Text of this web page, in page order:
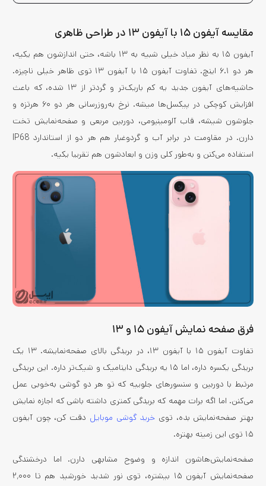
مقایسه آیفون ۱۵ با آیفون ۱۳ در طراحی ظاهری
آیفون ۱۵ به نظر میاد خیلی شبیه به ۱۳ باشه، حتی انداز‌شون هم یکیه،
هر دو ۶.۱ اینچ. تفاوت آیفون ۱۵ با آیفون ۱۳ توی ظاهر خیلی ناچیزه‌.
حاشیه‌های آیفون جدید یه کم باریک‌تر و گردتر از ۱۳ شده، که باعث
افزایش کوچکی در پیکسل‌ها میشه. نرخ به‌روزرسانی هر دو ۶۰ هرتزه و
جلوشون شیشه، قاب آلومینیومی، دوربین مربعی و صفحه‌نمایش تخت
دارن. در مقاومت در برابر آب و گردوغبار هم هر دو از استاندارد IP68
استفاده می‌کنن و به‌طور کلی وزن و ابعادشون هم تقریبا یکیه.
فرق صفحه نمایش آیفون ۱۵ و ۱۳
تفاوت آیفون ۱۵ با آیفون ۱۳، در بریدگی بالای صفحه‌نمایشه. ۱۳ یک
بریدگی یکسره داره، اما ۱۵ یه بریدگی داینامیک و شیک‌تر داره. این بریدگی
مرتبط با دوربین و سنسورهای جلوییه که تو هر دو گوشی به‌خوبی عمل
می‌کنن. اما اگه برات مهمه که بریدگی کمتری داشته باشی که اجازه نمایش
بهتر صفحه‌نمایش بده، توی خرید گوشی موبایل دقت کن، چون آیفون
۱۵ توی این زمینه بهتره.
صفحه‌نمایش‌هاشون اندازه و وضوح مشابهی دارن. اما درخشندگی
صفحه‌نمایش آیفون ۱۵ بیشتره، توی نور شدید خورشید هم تا ۲٬۰۰۰